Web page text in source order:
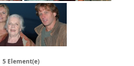
5 Element(e)